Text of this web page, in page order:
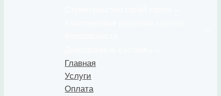
Главная
Услуги
Оплата